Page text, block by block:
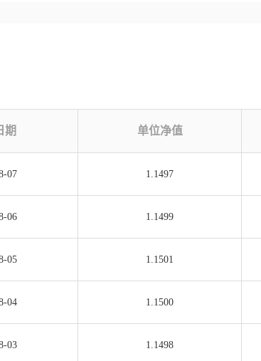
期 单位净值
07 1.1497
06 1.1499
05 1.1501
04 1.1500
03 1.1498